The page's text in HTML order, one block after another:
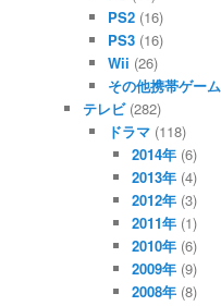
PS2(16)
PS3(16)
Wii (26)
その他携帯ゲーム
テレビ(282)
ドラマ(118)
2014年 (6)
2013年 (4)
2012年 (3)
2011年 (1)
2010年 (6)
2009年 (9)
2008年 (8)